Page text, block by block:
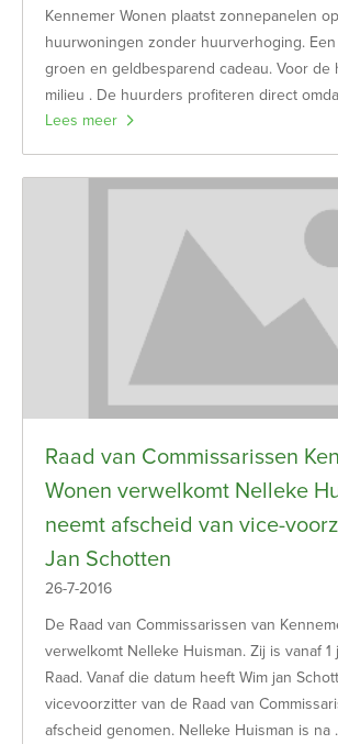
Kennemer Wonen plaatst zonnepanelen
huurwoningen zonder huurverhoging.
groen en geldbesparend cadeau. Voor de
milieu . De huurders profiteren direct
Lees meer
Raad van Commissarissen
Wonen verwelkomt Nelleke
neemt afscheid van vice-
Jan Schotten
26-7-2016
De Raad van Commissarissen van
verwelkomt Nelleke Huisman. Zij is vanaf
Raad. Vanaf die datum heeft Wim jan
vicevoorzitter van de Raad van
afscheid genomen. Nelleke Huisman is na